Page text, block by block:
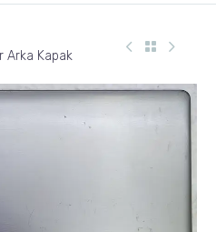
Arka Kapak